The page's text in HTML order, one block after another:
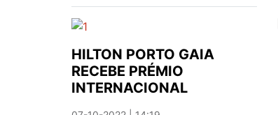
PLATEIA
HILTON PORTO GAIA
RECEBE PRÉMIO
INTERNACIONAL